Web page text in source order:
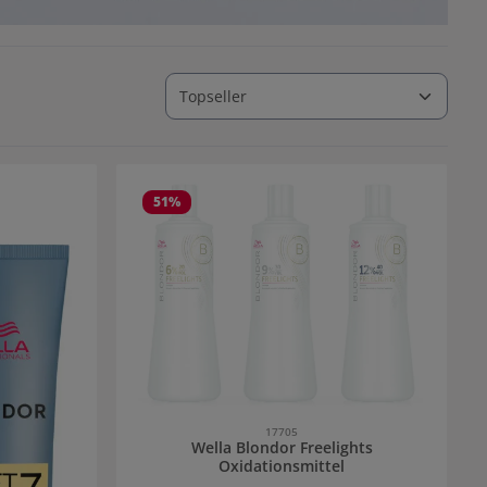
51%
17705
Wella Blondor Freelights
Oxidationsmittel